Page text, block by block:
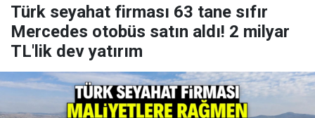
Türk seyahat firması 63 tane sıfır
Mercedes otobüs satın aldı! 2 milyar
TL'lik dev yatırım